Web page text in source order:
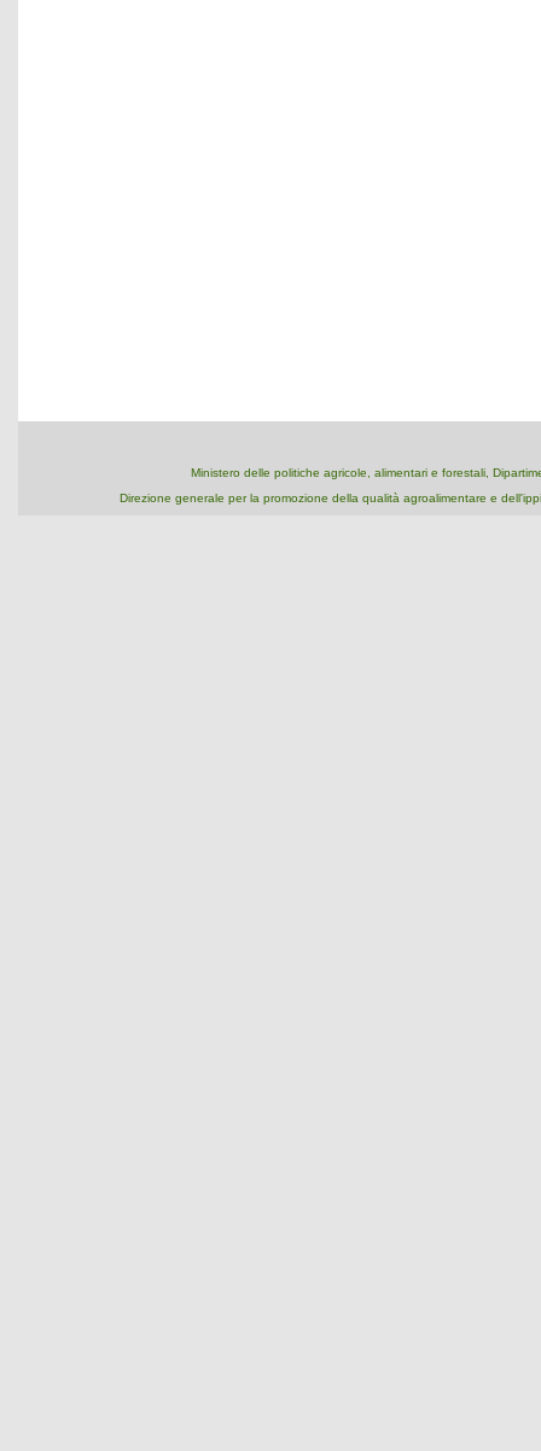
Ministero delle politiche agricole, alimentari e forestali,
Direzione generale per la promozione della qualità agroalimentare e